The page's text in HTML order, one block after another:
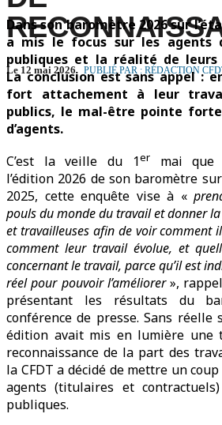
Le 12 mai 2026 PUBLIÉ PAR : RÉDACTION
Dans son baromètre 2026 sur
a mis le focus sur les agents
publiques et la réalité de
La conclusion est sans appel :
fort attachement à leur
publics, le mal-être pointe
d’agents.
C’est la veille du 1ermai que
l’édition 2026 de son baromètre
2025, cette enquête vise à «
pouls du monde du travail et donner
et travailleuses afin de voir comment
comment leur travail évolue, et
concernant le travail, parce qu’il est
réel pour pouvoir l’améliorer»,
présentant les résultats du
conférence de presse. Sans
édition avait mis en lumière une
reconnaissance de la part des
la CFDT a décidé de mettre un
agents (titulaires et
publiques.